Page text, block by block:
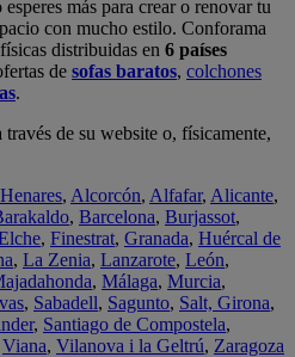
esperes más para crear o renovar tu
con mucho estilo. Conforama
físicas distribuidas en 6 países
de sofas baratos, colchones
.
de su website o, físicamente,
, Alcorcón, Alfafar, Alicante,
, Barcelona, Burjassot,
, Finestrat, Granada, Huércal de
, La Zenia, Lanzarote, León,
, Málaga, Murcia,
, Sabadell, Sagunto, Salt, Girona,
, Santiago de Compostela,
Viana, Vilanova i la Geltrú, Zaragoza